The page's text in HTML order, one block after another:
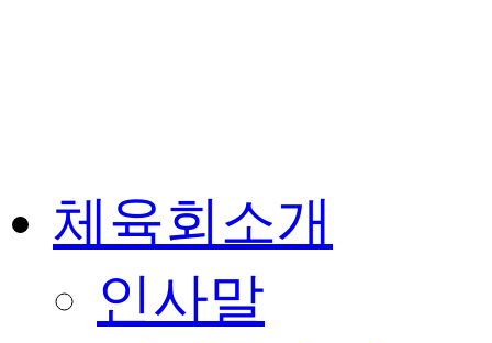
체육회소개
인사말